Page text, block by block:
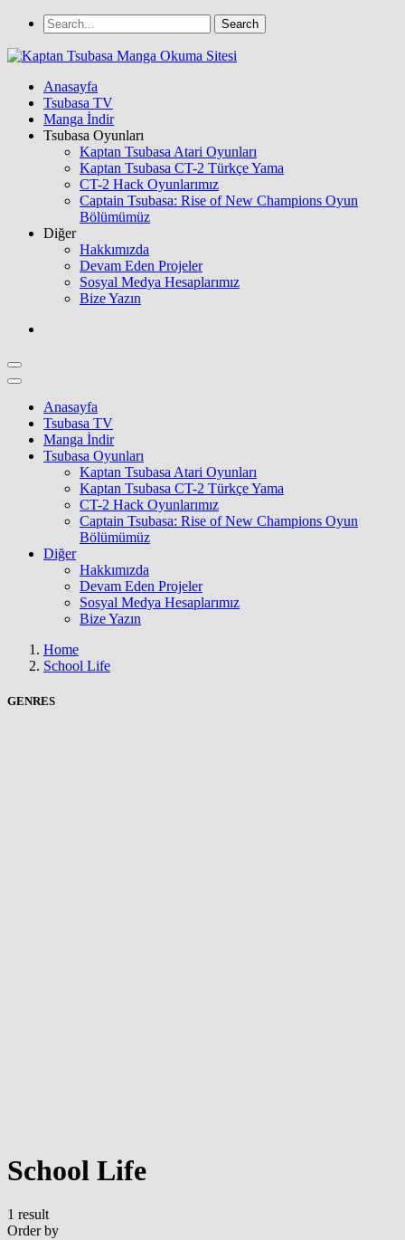
Anasayfa
Tsubasa TV
Manga İndir
Tsubasa Oyunları
Kaptan Tsubasa Atari Oyunları
Kaptan Tsubasa CT-2 Türkçe Yama
CT-2 Hack Oyunlarımız
Captain Tsubasa: Rise of New Champions Oyun
Bölümümüz
Diğer
Hakkımızda
Devam Eden Projeler
Sosyal Medya Hesaplarımız
Bize Yazın
Anasayfa
Tsubasa TV
Manga İndir
Tsubasa Oyunları
Kaptan Tsubasa Atari Oyunları
Kaptan Tsubasa CT-2 Türkçe Yama
CT-2 Hack Oyunlarımız
Captain Tsubasa: Rise of New Champions Oyun
Bölümümüz
Diğer
Hakkımızda
Devam Eden Projeler
Sosyal Medya Hesaplarımız
Bize Yazın
Home
School Life
GENRES
School Life
1 result
Order by